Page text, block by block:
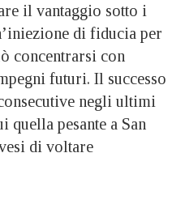
il vantaggio sotto i
di fiducia per
concentrarsi con
futuri. Il successo
negli ultimi
pesante a San
di voltare